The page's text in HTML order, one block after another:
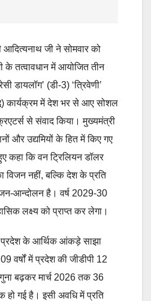
आदित्यनाथ जी ने सोमवार को
के तत्वावधान में आयोजित तीन
डायलॉग’ (डी-3) ‘त्रिवेणी’
कार्यक्रम में देश भर से आए सोशल
से संवाद किया। मुख्यमंत्री
और उद्यमियों के हित में किए गए
कहा कि वन ट्रिलियन डॉलर
विजन नहीं, बल्कि देश के प्रति
जन-आन्दोलन है। वर्ष 2029-30
लक्ष्य को प्राप्त कर लेगा।
प्रदेश के आर्थिक आंकड़े साझा
वर्षों में प्रदेश की जीडीपी 12
बढ़कर मार्च 2026 तक 36
गई है। इसी अवधि में प्रति